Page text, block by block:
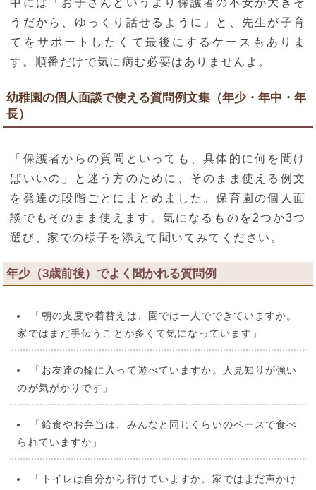
中には「お子さんというより保護者の不安が大きそ
うだから、ゆっくり話せるように」と、先生が子育
てをサポートしたくて最後にするケースもありま
す。順番だけで気に病む必要はありませんよ。
幼稚園の個人面談で使える質問例文集（年少・年中・年
長）
「保護者からの質問といっても、具体的に何を聞け
ばいいの」と迷う方のために、そのまま使える例文
を発達の段階ごとにまとめました。保育園の個人面
談でもそのまま使えます。気になるものを2つか3つ
選び、家での様子を添えて聞いてみてください。
年少（3歳前後）でよく聞かれる質問例
「朝の支度や着替えは、園では一人でできていますか。
家ではまだ手伝うことが多くて気になっています」
「お友達の輪に入って遊べていますか。人見知りが強い
のが気がかりです」
「給食やお弁当は、みんなと同じくらいのペースで食べ
られていますか」
「トイレは自分から行けていますか。家ではまだ声かけ